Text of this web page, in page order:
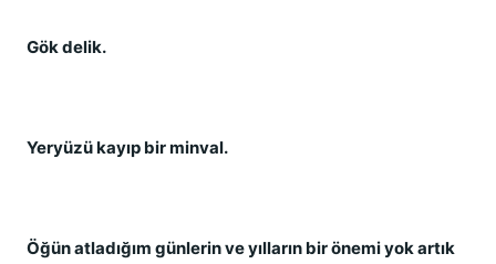
Gök delik.
Yeryüzü kayıp bir minval.
Öğün atladığım günlerin ve yılların bir önemi yok artık